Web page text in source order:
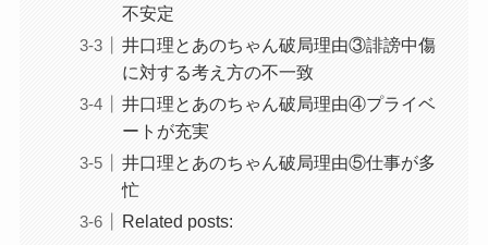
不安定
井口理とあのちゃん破局理由③誹謗中傷
に対する考え方の不一致
井口理とあのちゃん破局理由④プライベ
ートが充実
井口理とあのちゃん破局理由⑤仕事が多
忙
Related posts: